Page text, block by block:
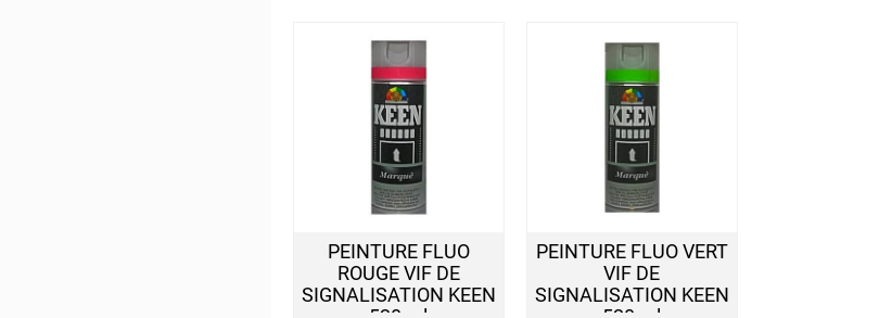
PEINTURE FLUO
ROUGE VIF DE
SIGNALISATION KEEN
PEINTURE FLUO VERT
VIF DE
SIGNALISATION KEEN